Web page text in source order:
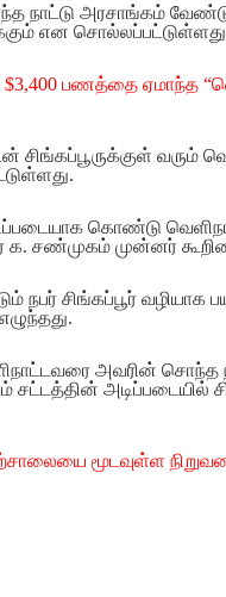
நாட்டு அரசாங்கம்
என சொல்லப்பட்டுள்ளது.
$3,400 பணத்தை ஏமாந்த
வரும்
கொண்டு
க. சண்முகம் முன்னர்
நபர் சிங்கப்பூர் வழியாக
அவரின் சொந்த
அடிப்படையில்
மூடவுள்ள